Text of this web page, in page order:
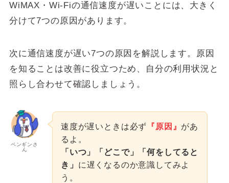
WiMAX・Wi-Fiの通信速度が遅いことには、大きく
分けて7つの原因があります。
次に通信速度が遅い7つの原因を解説します。原因
を知ることは改善に役立つため、自分の利用状況と
照らし合わせて確認しましょう。
ペンギンさ
ん
速度が遅いときは必ず 『原因』 があ
るよ。
「いつ」「どこで」「何をしてると
き」 に遅くなるのか意識してみよ
う。